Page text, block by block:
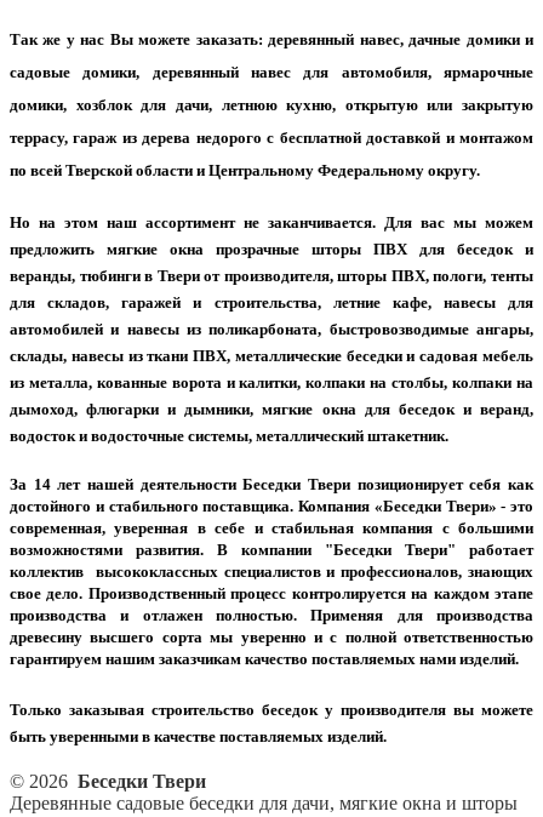
Так же у нас Вы можете заказать: деревянный навес, дачные домики и
садовые домики, деревянный навес для автомобиля, ярмарочные
домики, хозблок для дачи, летнюю кухню, открытую или закрытую
террасу, гараж из дерева недорого с бесплатной доставкой и монтажом
по всей Тверской области и Центральному Федеральному округу.
Но на этом наш ассортимент не заканчивается. Для вас мы можем
предложить мягкие окна прозрачные шторы ПВХ для беседок и
веранды, тюбинги в Твери от производителя, шторы ПВХ, пологи, тенты
для складов, гаражей и строительства, летние кафе, навесы для
автомобилей и навесы из поликарбоната, быстровозводимые ангары,
склады, навесы из ткани ПВХ, металлические беседки и садовая мебель
из металла, кованные ворота и калитки, колпаки на столбы, колпаки на
дымоход, флюгарки и дымники, мягкие окна для беседок и веранд,
водосток и водосточные системы, металлический штакетник.
За 14 лет нашей деятельности Беседки Твери позиционирует себя как
достойного и стабильного поставщика. Компания «Беседки Твери» - это
современная, уверенная в себе и стабильная компания с большими
возможностями развития. В компании "Беседки Твери" работает
коллектив высококлассных специалистов и профессионалов, знающих
свое дело. Производственный процесс контролируется на каждом этапе
производства и отлажен полностью. Применяя для производства
древесину высшего сорта мы уверенно и с полной ответственностью
гарантируем нашим заказчикам качество поставляемых нами изделий.
Только заказывая строительство беседок у производителя вы можете
быть уверенными в качестве поставляемых изделий.
© 2026 Беседки Твери
Деревянные садовые беседки для дачи, мягкие окна и шторы